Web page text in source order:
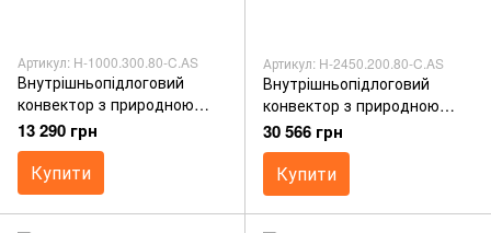
Артикул: H-1000.300.80-C.AS
Внутрішньопідлоговий
конвектор з природною
конвекцією Cooltherm
Hottherm 80/300/1000
13 290 грн
Купити
Артикул: H-2450.200.80-C.AS
Внутрішньопідлоговий
конвектор з природною
конвекцією Cooltherm
Hottherm 80/200/2450
30 566 грн
Купити